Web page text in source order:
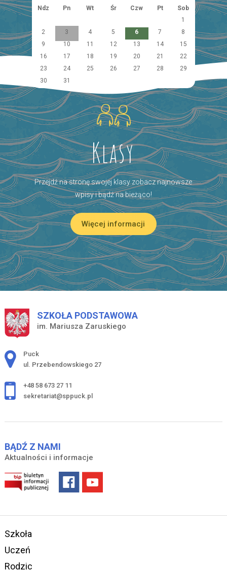
Ndz Pn Wt Śr Czw Pt
Sob
1
2
3 4 5 6 7
8
9
10 11 12 13 14
15
16
17 18 19 20 21
22
23
24 25 26 27 28
29
30
31
Klasy
Przejdź na stronę swojej klasy zobacz najnowsze
wpisy i bądź na bieżąco!
Więcej informacji
SZKOŁA PODSTAWOWA
im. Mariusza Zaruskiego
Adres pocztowy:
Puck
ul. Przebendowskiego 27
+48 58 673 27 11
sekretariat@sppuck.pl
BĄDŹ Z NAMI
Aktualności i informacje
Szkoła
Uczeń
Rodzic